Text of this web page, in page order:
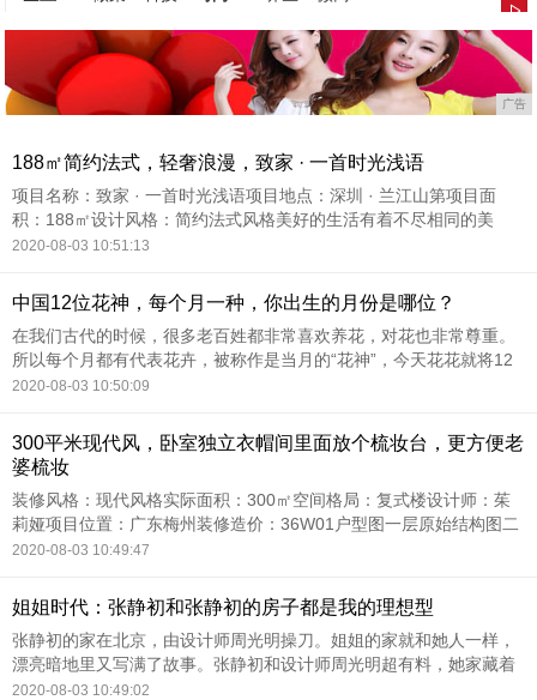
广告
188㎡简约法式，轻奢浪漫，致家 · 一首时光浅语
项目名称：致家 · 一首时光浅语项目地点：深圳 · 兰江山第项目面
积：188㎡设计风格：简约法式风格美好的生活有着不尽相同的美
好，好的空间却一定是追求多空间序列与节奏的。把客厅、餐厅、主
2020-08-03 10:51:13
中国12位花神，每个月一种，你出生的月份是哪位？
在我们古代的时候，很多老百姓都非常喜欢养花，对花也非常尊重。
所以每个月都有代表花卉，被称作是当月的“花神”，今天花花就将12
个月的花神给大家整理出来，看看你出生的月份，保佑你的花神是哪
2020-08-03 10:50:09
300平米现代风，卧室独立衣帽间里面放个梳妆台，更方便老
婆梳妆
装修风格：现代风格实际面积：300㎡空间格局：复式楼设计师：茱
莉娅项目位置：广东梅州装修造价：36W01户型图一层原始结构图二
层原始结构图本案例户型为顶层复式，户型方正，布局紧凑，动静分
2020-08-03 10:49:47
姐姐时代：张静初和张静初的房子都是我的理想型
张静初的家在北京，由设计师周光明操刀。姐姐的家就和她人一样，
漂亮暗地里又写满了故事。张静初和设计师周光明超有料，她家藏着
全世界淘来的宝贝。玄关这两把老式座椅来自电影院，雨伞是在维也
2020-08-03 10:49:02